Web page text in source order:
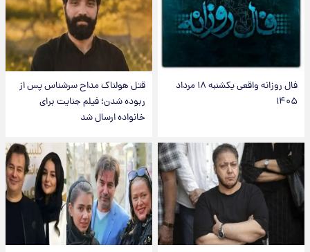
فال روزانه واقعی یکشنبه ۱۸ مرداد
۱۴۰۵
قتل هولناک مداح سرشناس پس از
ربوده شدن؛ فیلم جنایت برای
خانواده ارسال شد